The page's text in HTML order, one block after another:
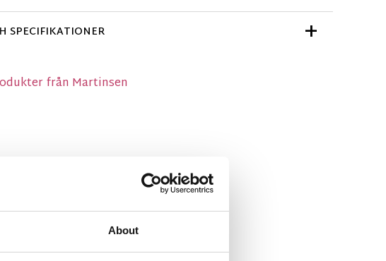
About
SPECIFIKATIONER
från Martinsen